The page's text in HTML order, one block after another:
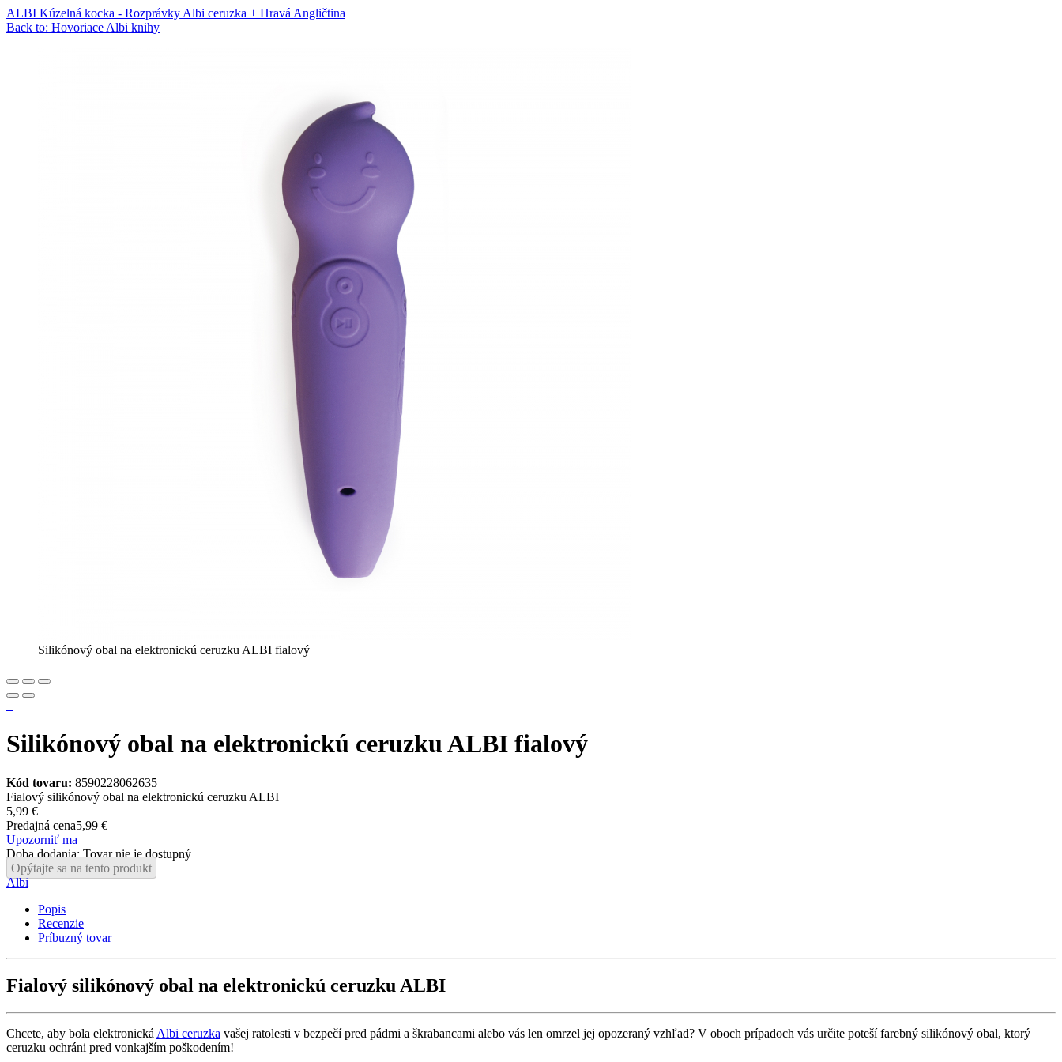
ALBI Kúzelná kocka - Rozprávky Albi ceruzka + Hravá Angličtina
Back to: Hovoriace Albi knihy
Silikónový obal na elektronickú ceruzku ALBI fialový
Silikónový obal na elektronickú ceruzku ALBI fialový
Kód tovaru: 8590228062635
Fialový silikónový obal na elektronickú ceruzku ALBI
5,99 €
Predajná cena5,99 €
Upozorniť ma
Doba dodania: Tovar nie je dostupný
Opýtajte sa na tento produkt
Albi
Popis
Recenzie
Príbuzný tovar
Fialový silikónový obal na elektronickú ceruzku ALBI
Chcete, aby bola elektronická Albi ceruzka vašej ratolesti v bezpečí pred pádmi a škrabancami alebo vás len omrzel jej opozeraný vzhľad? V oboch prípadoch vás určite poteší farebný silikónový obal, ktorý
ceruzku ochráni pred vonkajším poškodením!